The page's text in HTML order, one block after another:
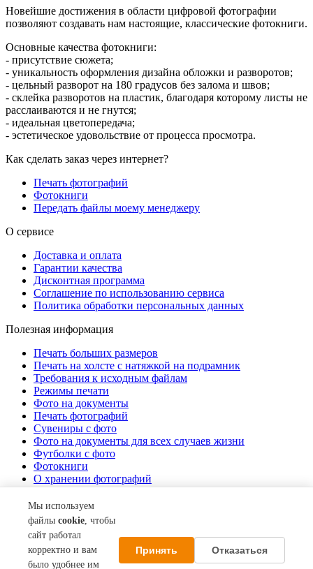
Новейшие достижения в области цифровой фотографии
позволяют создавать нам настоящие, классические фотокниги.
Основные качества фотокниги:
- присутствие сюжета;
- уникальность оформления дизайна обложки и разворотов;
- цельный разворот на 180 градусов без залома и швов;
- склейка разворотов на пластик, благодаря которому листы не
расслаиваются и не гнутся;
- идеальная цветопередача;
- эстетическое удовольствие от процесса просмотра.
Мы используем
файлы cookie, чтобы
сайт работал
корректно и вам
было удобнее им
Принять Отказаться
Как сделать заказ через интернет?
Печать фотографий
Фотокниги
Передать файлы моему менеджеру
О сервисе
Доставка и оплата
Гарантии качества
Дисконтная программа
Соглашение по использованию сервиса
Политика обработки персональных данных
Полезная информация
Печать больших размеров
Печать на холсте c натяжкой на подрамник
Требования к исходным файлам
Режимы печати
Фото на документы
Печать фотографий
Сувениры с фото
Фото на документы для всех случаев жизни
Футболки с фото
Фотокниги
О хранении фотографий
Стоимость услуг
О компании
Контакты
Акции
О нас